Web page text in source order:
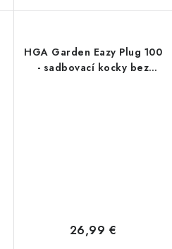
HGA Garden Eazy Plug 100
- sadbovací kocky bez
26,99 €